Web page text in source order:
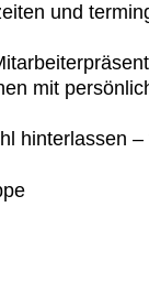
und
mit
hinterlassen